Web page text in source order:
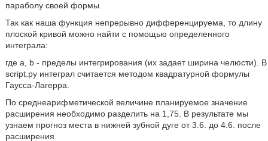
параболу своей формы.
Так как наша функция непрерывно дифференцируема, то длину
плоской кривой можно найти с помощью определенного
интеграла:
где a, b - пределы интегрирования (их задает ширина челюсти). В
script.py интеграл считается методом квадратурной формулы
Гаусса-Лагерра.
По среднеарифметической величине планируемое значение
расширения необходимо разделить на 1,75. В результате мы
узнаем прогноз места в нижней зубной дуге от 3.6. до 4.6. после
расширения.